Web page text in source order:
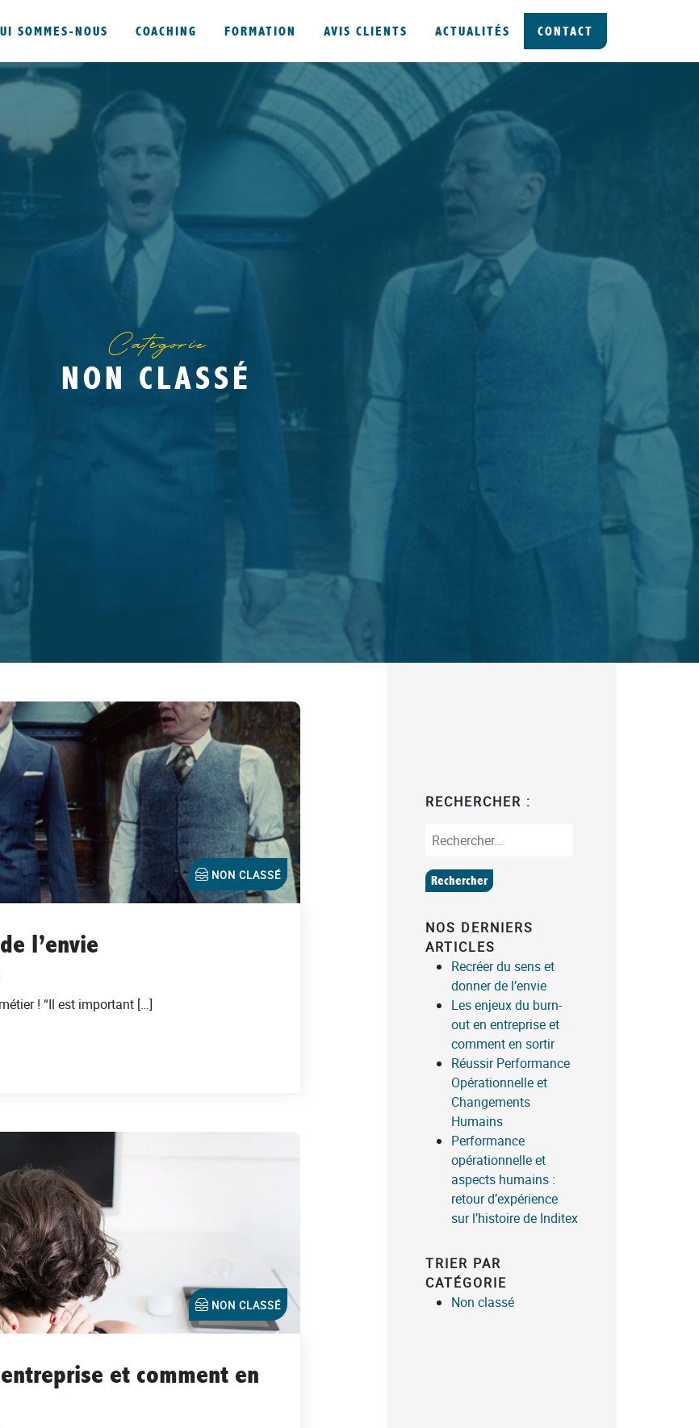
SOMMES-NOUS COACHING FORMATION AVIS CLIENTS ACTUALITÉS CONTACT
Catégorie
NON CLASSÉ
NON CLASSÉ
l’envie
! “Il est important […]
NON CLASSÉ
et comment en
RECHERCHER :
NOS DERNIERS
ARTICLES
Recréer du sens et
donner de l’envie
Les enjeux du burn-
out en entreprise et
comment en sortir
Réussir Performance
Opérationnelle et
Changements
Humains
Performance
opérationnelle et
aspects humains :
retour d’expérience
sur l’histoire de Inditex
TRIER PAR
CATÉGORIE
Non classé